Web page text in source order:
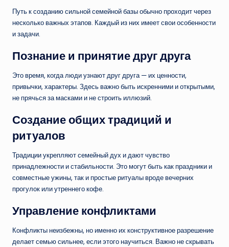
Путь к созданию сильной семейной базы обычно проходит через
несколько важных этапов. Каждый из них имеет свои особенности
и задачи.
Познание и принятие друг друга
Это время, когда люди узнают друг друга — их ценности,
привычки, характеры. Здесь важно быть искренними и открытыми,
не прячься за масками и не строить иллюзий.
Создание общих традиций и
ритуалов
Традиции укрепляют семейный дух и дают чувство
принадлежности и стабильности. Это могут быть как праздники и
совместные ужины, так и простые ритуалы вроде вечерних
прогулок или утреннего кофе.
Управление конфликтами
Конфликты неизбежны, но именно их конструктивное разрешение
делает семью сильнее, если этого научиться. Важно не скрывать